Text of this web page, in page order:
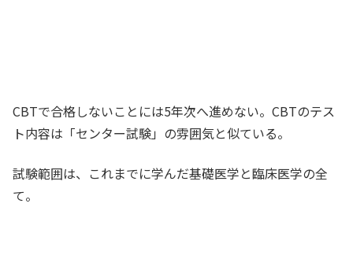
CBTで合格しないことには5年次へ進めない。CBTのテス
ト内容は「センター試験」の雰囲気と似ている。
試験範囲は、これまでに学んだ基礎医学と臨床医学の全
て。